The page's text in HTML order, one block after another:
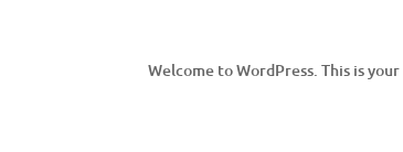
Welcome to WordPress. This is